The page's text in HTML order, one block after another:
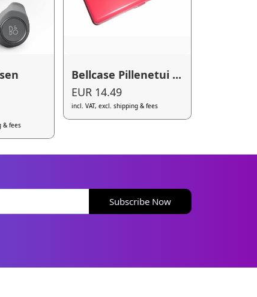
& fees
Bellcase Pillenetui ...
EUR 14.49
incl. VAT, excl. shipping & fees
Subscribe Now